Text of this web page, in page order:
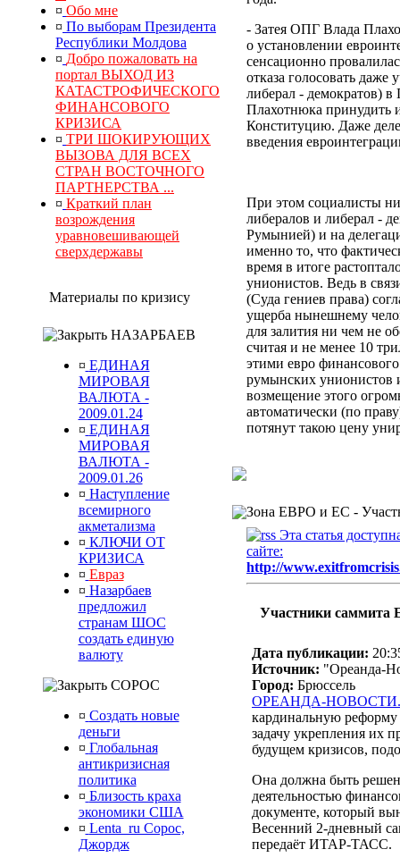
¤ Обо мне
¤ По выборам Президента
Республики Молдова
¤ Добро пожаловать на
портал ВЫХОД ИЗ
КАТАСТРОФИЧЕСКОГО
ФИНАНСОВОГО
КРИЗИСА
¤ ТРИ ШОКИРУЮЩИХ
ВЫЗОВА ДЛЯ ВСЕХ
СТРАН ВОСТОЧНОГО
ПАРТНЕРСТВА ...
¤ Краткий план
возрождения
уравновешивающей
сверхдержавы
Материалы по кризису
НАЗАРБАЕВ
¤ ЕДИНАЯ
МИРОВАЯ
ВАЛЮТА -
2009.01.24
¤ ЕДИНАЯ
МИРОВАЯ
ВАЛЮТА -
2009.01.26
¤ Наступление
всемирного
акметализма
¤ КЛЮЧИ ОТ
КРИЗИСА
¤ Евраз
¤ Назарбаев
предложил
странам ШОС
создать единую
валюту
СОРОС
¤ Создать новые
деньги
¤ Глобальная
антикризисная
политика
¤ Близость краха
экономики США
¤ Lenta_ru Сорос,
Джордж
- Затея ОПГ Влада
о установлении
сенсационно
отказа голосовать даже
либерал - демократов)
Плахотнюка принудить
Конституцию. Даже
введения
При этом социалисты
либералов и либерал -
Румынией) и на
именно то, что
время в итоге
унионистов. Ведь в
(Суда гениев права)
ущерба нынешнему
для залития ни чем не
считая и не менее 10
этими евро
румынских унионистов
возмещение этого
автоматически (по
потянут такою цену
Зона ЕВРО и ЕС -
Эта статья
сайте:
http://
Участники саммита
Дата публикации:
Источник: "Ореанда-
Город: Брюссель
ОРЕАНДА-НОВОСТИ.
кардинальную реформу
задачу укрепления их
будущем кризисов,
Она должна быть
деятельностью
документе, который
Весенний 2-дневный
передаёт ИТАР-ТАСС.